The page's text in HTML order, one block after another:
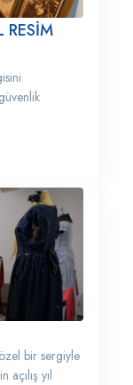
RESİM
bir sergiyle
yıl